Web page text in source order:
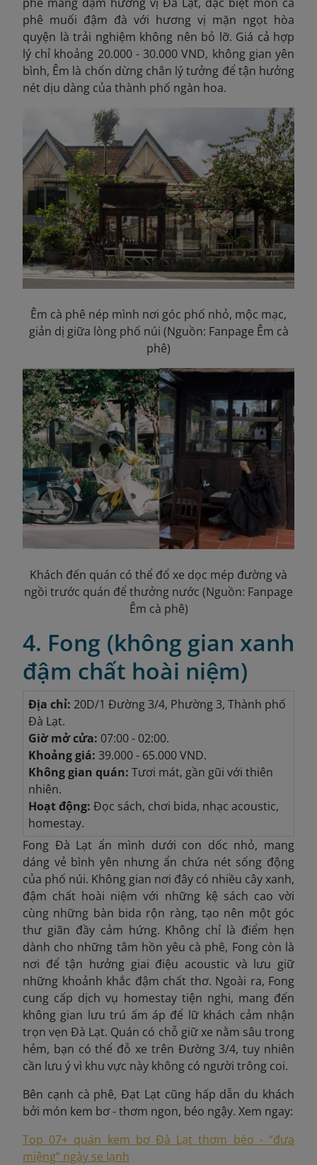
phê muối đậm đà với hương vị mặn ngọt hòa
quyện là trải nghiệm không nên bỏ lỡ. Giá cả hợp
lý chỉ khoảng 20.000 - 30.000 VND, không gian yên
bình, Êm là chốn dừng chân lý tưởng để tận hưởng
nét dịu dàng của thành phố ngàn hoa.
Êm cà phê nép mình nơi góc phố nhỏ, mộc mạc,
giản dị giữa lòng phố núi (Nguồn: Fanpage Êm cà
phê)
Khách đến quán có thể đổ xe dọc mép đường và
ngồi trước quán để thưởng nước (Nguồn: Fanpage
Êm cà phê)
4. Fong (không gian xanh
đậm chất hoài niệm)
Địa chỉ: 20D/1 Đường 3/4, Phường 3, Thành phố
Đà Lạt.
Giờ mở cửa: 07:00 - 02:00.
Khoảng giá: 39.000 - 65.000 VND.
Không gian quán: Tươi mát, gần gũi với thiên
nhiên.
Hoạt động: Đọc sách, chơi bida, nhạc acoustic,
homestay.
Fong Đà Lạt ẩn mình dưới con dốc nhỏ, mang
dáng vẻ bình yên nhưng ẩn chứa nét sống động
của phố núi. Không gian nơi đây có nhiều cây xanh,
đậm chất hoài niệm với những kệ sách cao vời
cùng những bàn bida rộn ràng, tạo nên một góc
thư giãn đầy cảm hứng. Không chỉ là điểm hẹn
dành cho những tâm hồn yêu cà phê, Fong còn là
nơi để tận hưởng giai điệu acoustic và lưu giữ
những khoảnh khắc đậm chất thơ. Ngoài ra, Fong
cung cấp dịch vụ homestay tiện nghi, mang đến
không gian lưu trú ấm áp để lữ khách cảm nhận
trọn vẹn Đà Lạt. Quán có chỗ giữ xe nằm sâu trong
hẻm, bạn có thể đỗ xe trên Đường3/4, tuy nhiên
cần lưu ý vì khu vực này không có người trông coi.
Bên cạnh cà phê, Đạt Lạt cũng hấp dẫn du khách
bởi món kem bơ - thơm ngon, béo ngậy. Xem ngay:
Top 07+ quán kem bơ Đà Lạt thơm béo - “đưa
miệng” ngày se lạnh